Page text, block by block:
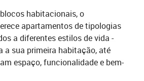
habitacionais, o
apartamentos de tipologias
a diferentes estilos de vida -
a sua primeira habitação, até
espaço, funcionalidade e bem-